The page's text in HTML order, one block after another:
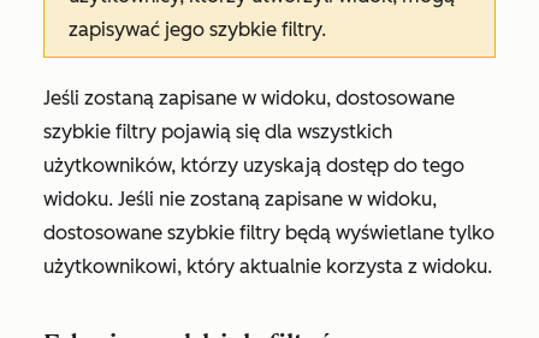
zapisywać jego szybkie filtry.
Jeśli zostaną zapisane w widoku, dostosowane
szybkie filtry pojawią się dla wszystkich
użytkowników, którzy uzyskają dostęp do tego
widoku. Jeśli nie zostaną zapisane w widoku,
dostosowane szybkie filtry będą wyświetlane tylko
użytkownikowi, który aktualnie korzysta z widoku.